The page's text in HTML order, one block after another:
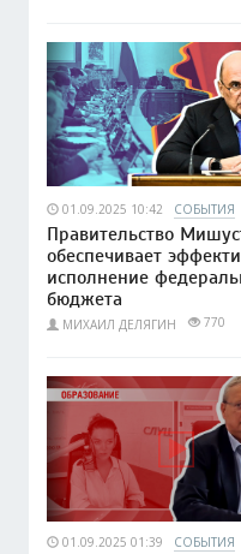
01.09.2025 10:42 СОБЫТИЯ
Правительство
обеспечивает
исполнение
бюджета
МИХАИЛ ДЕЛЯГИН 770
01.09.2025 01:39 СОБЫТИЯ